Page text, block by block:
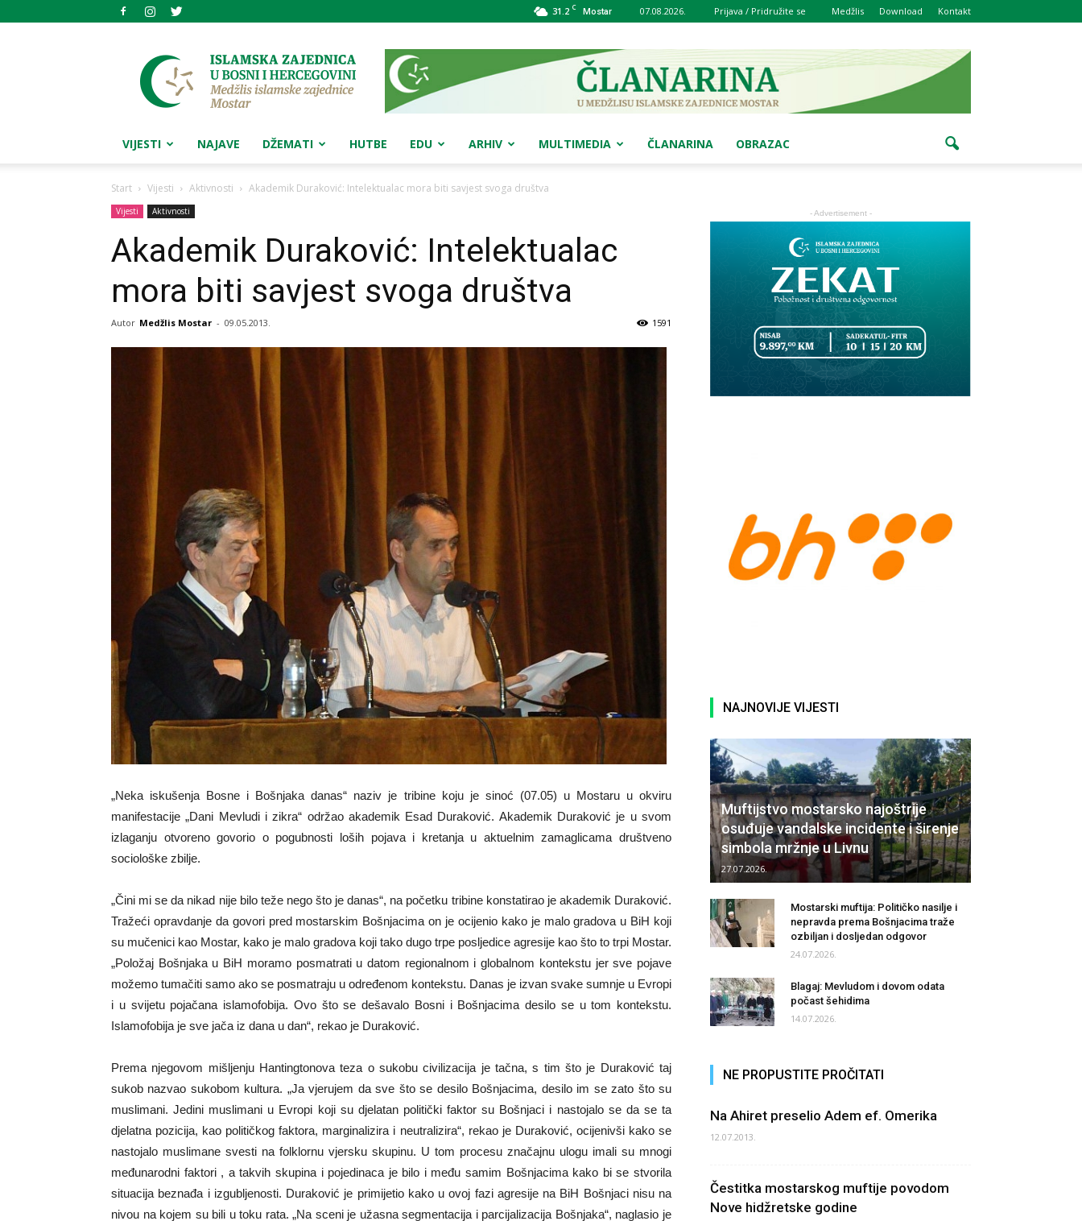
31.2 C Mostar 07.08.2026. Prijava / Pridružite se Medžlis Download Kontakt
Medžlis
islamske
zajednice
Mostar
VIJESTI NAJAVE DŽEMATI HUTBE EDU ARHIV MULTIMEDIA ČLANARINA OBRAZAC
Start Vijesti Aktivnosti Akademik Duraković: Intelektualac mora biti savjest svoga društva
Vijesti Aktivnosti
Akademik Duraković: Intelektualac
mora biti savjest svoga društva
Autor Medžlis Mostar - 09.05.2013. 1591
„Neka iskušenja Bosne i Bošnjaka danas“ naziv je tribine koju je sinoć (07.05) u Mostaru u okviru
manifestacije „Dani Mevludi i zikra“ održao akademik Esad Duraković. Akademik Duraković je u svom
izlaganju otvoreno govorio o pogubnosti loših pojava i kretanja u aktuelnim zamaglicama društveno
sociološke zbilje.
„Čini mi se da nikad nije bilo teže nego što je danas“, na početku tribine konstatirao je akademik Duraković.
Tražeći opravdanje da govori pred mostarskim Bošnjacima on je ocijenio kako je malo gradova u BiH koji
su mučenici kao Mostar, kako je malo gradova koji tako dugo trpe posljedice agresije kao što to trpi Mostar.
„Položaj Bošnjaka u BiH moramo posmatrati u datom regionalnom i globalnom kontekstu jer sve pojave
možemo tumačiti samo ako se posmatraju u određenom kontekstu. Danas je izvan svake sumnje u Evropi
i u svijetu pojačana islamofobija. Ovo što se dešavalo Bosni i Bošnjacima desilo se u tom kontekstu.
Islamofobija je sve jača iz dana u dan“, rekao je Duraković.
Prema njegovom mišljenju Hantingtonova teza o sukobu civilizacija je tačna, s tim što je Duraković taj
sukob nazvao sukobom kultura. „Ja vjerujem da sve što se desilo Bošnjacima, desilo im se zato što su
muslimani. Jedini muslimani u Evropi koji su djelatan politički faktor su Bošnjaci i nastojalo se da se ta
djelatna pozicija, kao političkog faktora, marginalizira i neutralizira“, rekao je Duraković, ocijenivši kako se
nastojalo muslimane svesti na folklornu vjersku skupinu. U tom procesu značajnu ulogu imali su mnogi
međunarodni faktori , a takvih skupina i pojedinaca je bilo i među samim Bošnjacima kako bi se stvorila
situacija beznađa i izgubljenosti. Duraković je primijetio kako u ovoj fazi agresije na BiH Bošnjaci nisu na
nivou na kojem su bili u toku rata. „Na sceni je užasna segmentacija i parcijalizacija Bošnjaka“, naglasio je
- Advertisement -
NAJNOVIJE VIJESTI
Muftijstvo mostarsko najoštrije
osuđuje vandalske incidente i širenje
simbola mržnje u Livnu
27.07.2026.
Mostarski muftija: Političko nasilje i
nepravda prema Bošnjacima traže
ozbiljan i dosljedan odgovor
24.07.2026.
Blagaj: Mevludom i dovom odata
počast šehidima
14.07.2026.
NE PROPUSTITE PROČITATI
Na Ahiret preselio Adem ef. Omerika
12.07.2013.
Čestitka mostarskog muftije povodom
Nove hidžretske godine